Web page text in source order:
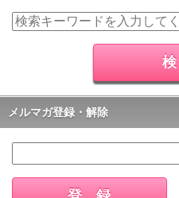
メルマガ登録・解除